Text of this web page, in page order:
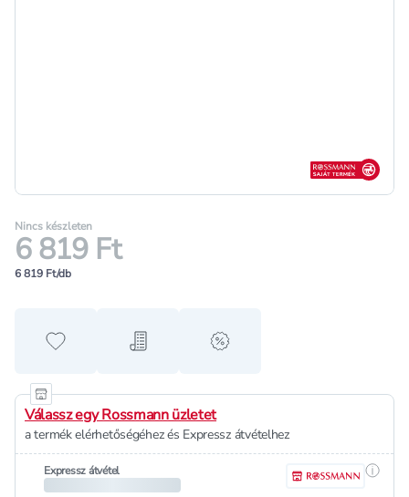
Rossmann
Nincs készleten
6 819 Ft
6 819 Ft/db
Hozzáadás a kedvencekhez
Hozzáadás a bevásárló listához
alert when on sale
Válassz egy Rossmann üzletet
a termék elérhetőségéhez és Expressz átvételhez
Expressz átvétel